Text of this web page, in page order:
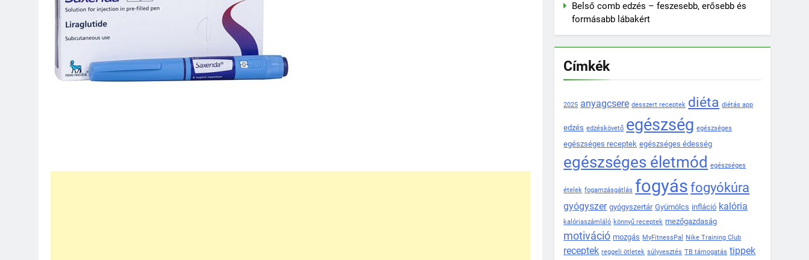
Belső comb edzés – feszesebb, erősebb és
formásabb lábakért
Címkék
2025 anyagcsere desszert receptek diéta diétás app
edzés edzéskövető egészség egészséges
egészséges receptek egészséges édesség
egészséges életmód egészséges
ételek fogamzásgátlás fogyás fogyókúra
gyógyszer gyógyszertár Gyümölcs infláció kalória
kalóriaszámláló könnyű receptek mezőgazdaság
motiváció mozgás MyFitnessPal Nike Training Club
receptek reggeli ötletek súlyvesztés TB támogatás tippek